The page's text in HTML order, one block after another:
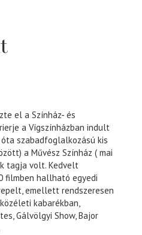
el a Színház- és
a Vígszínházban indult
szabadfoglalkozású kis
a Művész Színház ( mai
tagja volt. Kedvelt
filmben hallható egyedi
emellett rendszeresen
kabarékban,
Gálvölgyi Show, Bajor